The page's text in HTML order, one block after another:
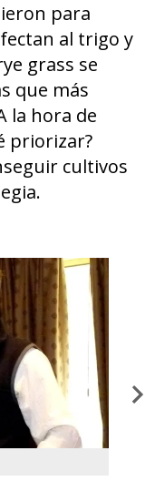
para
al trigo y
grass se
que más
la hora de
priorizar?
cultivos